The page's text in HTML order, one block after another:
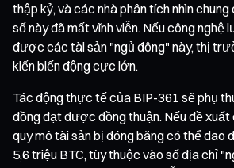
thập kỷ, và các nhà phân tích nhìn
số này đã mất vĩnh viễn. Nếu công nghệ
được các tài sản "ngủ đông" này, thị
kiến biến động cực lớn.
Tác động thực tế của BIP-361 sẽ phụ
đồng đạt được đồng thuận. Nếu đề
quy mô tài sản bị đóng băng có thể dao
5,6 triệu BTC, tùy thuộc vào số địa chỉ